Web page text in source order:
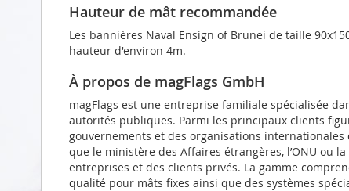
Hauteur de mât recommandée
Les bannières Naval Ensign of Brunei de taille
hauteur d'environ 4m.
À propos de magFlags GmbH
magFlags est une entreprise familiale spécialisée
autorités publiques. Parmi les principaux clients
gouvernements et des organisations
que le ministère des Affaires étrangères, l’ONU ou
entreprises et des clients privés. La gamme
qualité pour mâts fixes ainsi que des systèmes